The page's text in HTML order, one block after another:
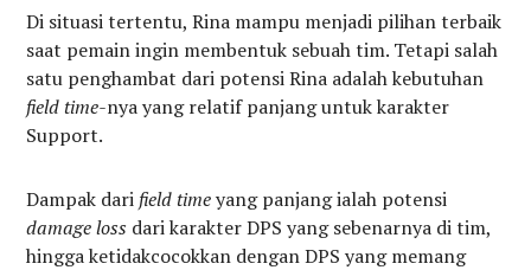
Di situasi tertentu, Rina mampu menjadi pilihan terbaik
saat pemain ingin membentuk sebuah tim. Tetapi salah
satu penghambat dari potensi Rina adalah kebutuhan
field time-nya yang relatif panjang untuk karakter
Support.
Dampak dari field timeyang panjang ialah potensi
damage loss dari karakter DPS yang sebenarnya di tim,
hingga ketidakcocokkan dengan DPS yang memang